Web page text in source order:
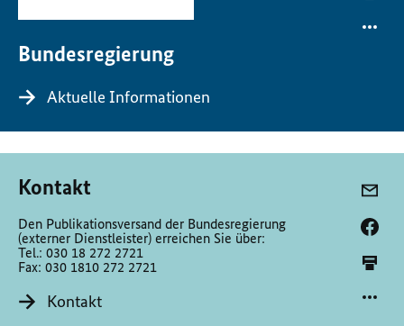
Bundesregierung
Aktuelle Informationen
Kontakt
Den Publikationsversand der Bundesregierung
(externer Dienstleister) erreichen Sie über:
Tel.: 030 18 272 2721
Fax: 030 1810 272 2721
Kontakt